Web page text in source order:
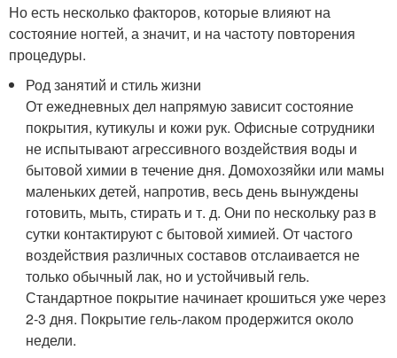
Но есть несколько факторов, которые влияют на
состояние ногтей, а значит, и на частоту повторения
процедуры.
Род занятий и стиль жизни
От ежедневных дел напрямую зависит состояние
покрытия, кутикулы и кожи рук. Офисные сотрудники
не испытывают агрессивного воздействия воды и
бытовой химии в течение дня. Домохозяйки или мамы
маленьких детей, напротив, весь день вынуждены
готовить, мыть, стирать и т. д. Они по нескольку раз в
сутки контактируют с бытовой химией. От частого
воздействия различных составов отслаивается не
только обычный лак, но и устойчивый гель.
Стандартное покрытие начинает крошиться уже через
2-3 дня. Покрытие гель-лаком продержится около
недели.